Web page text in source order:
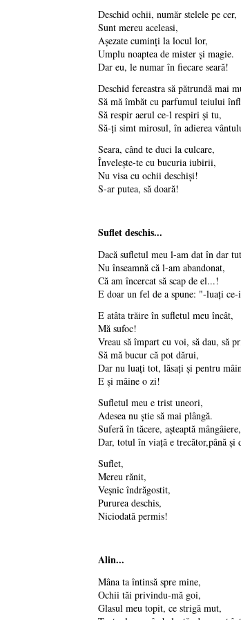
Deschid ochii, număr stelele pe cer,
Sunt mereu aceleasi,
Aşezate cuminţi la locul lor,
Umplu noaptea de mister şi magie.
Dar eu, le numar în fiecare seară!
Deschid fereastra să pătrundă mai
Să mă îmbăt cu parfumul teiului
Să respir aerul ce-l respiri şi tu,
Să-ţi simt mirosul, în adierea
Seara, când te duci la culcare,
Înveleşte-te cu bucuria iubirii,
Nu visa cu ochii deschişi!
S-ar putea, să doară!
Suflet deschis...
Dacă sufletul meu l-am dat în dar
Nu înseamnă că l-am abandonat,
Că am încercat să scap de el...!
E doar un fel de a spune: "-luaţi
E atâta trăire în sufletul meu încât,
Mă sufoc!
Vreau să împart cu voi, să dau, să
Să mă bucur că pot dărui,
Dar nu luaţi tot, lăsaţi şi pentru
E şi mâine o zi!
Sufletul meu e trist uneori,
Adesea nu ştie să mai plângă.
Suferă în tăcere, aşteaptă mângâiere,
Dar, totul în viaţă e trecător,până
Suflet,
Mereu rănit,
Veşnic îndrăgostit,
Pururea deschis,
Niciodată permis!
Alin...
Mâna ta întinsă spre mine,
Ochii tăi privindu-mă goi,
Glasul meu topit, ce strigă mut,